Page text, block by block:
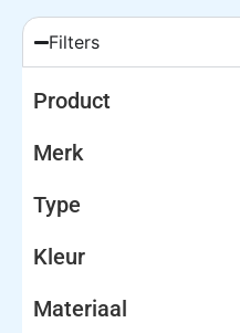
Filters
Product
Merk
Type
Kleur
Materiaal